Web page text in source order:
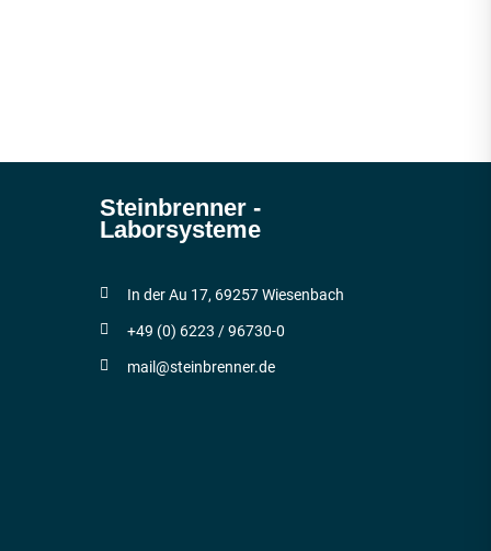
Steinbrenner ­
Laborsysteme
In der Au 17, 69257 Wiesenbach
+49 (0) 6223 / 96730-0
mail@steinbrenner.de